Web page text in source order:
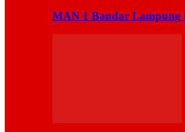
MAN 1 Bandar Lampung